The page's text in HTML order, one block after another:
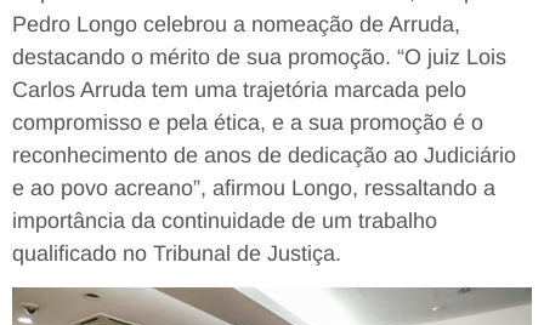
Pedro Longo celebrou a nomeação de Arruda,
destacando o mérito de sua promoção. “O juiz Lois
Carlos Arruda tem uma trajetória marcada pelo
compromisso e pela ética, e a sua promoção é o
reconhecimento de anos de dedicação ao Judiciário
e ao povo acreano”, afirmou Longo, ressaltando a
importância da continuidade de um trabalho
qualificado no Tribunal de Justiça.